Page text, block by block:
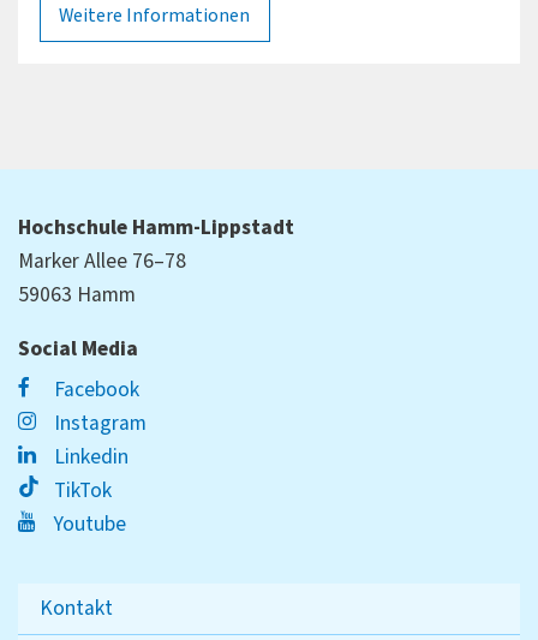
Weitere Informationen
Hochschule Hamm-Lippstadt
Marker Allee 76–78
59063 Hamm
Social Media
Facebook
Instagram
Linkedin
TikTok
Youtube
Kontakt